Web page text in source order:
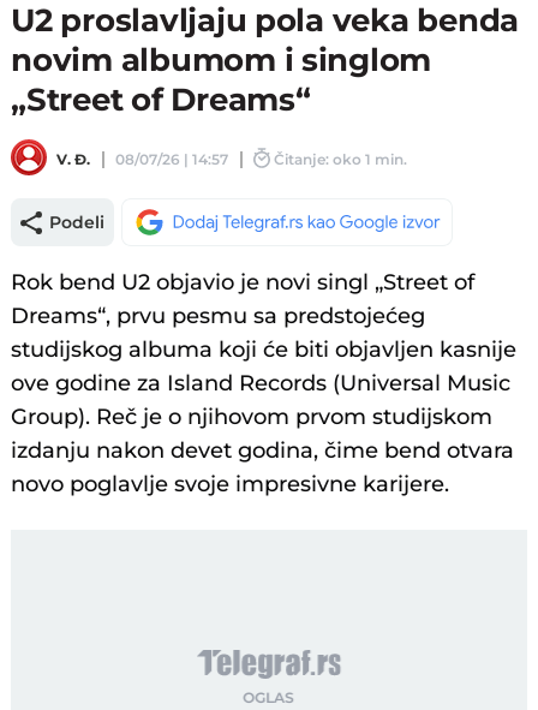
U2 proslavljaju pola veka benda
novim albumom i singlom
„Street of Dreams“
V. Đ. 08/07/26 | 14:57 Čitanje: oko 1 min.
Podeli
Rok bend U2 objavio je novi singl „Street of
Dreams“, prvu pesmu sa predstojećeg
studijskog albuma koji će biti objavljen kasnije
ove godine za Island Records (Universal Music
Group). Reč je o njihovom prvom studijskom
izdanju nakon devet godina, čime bend otvara
novo poglavlje svoje impresivne karijere.